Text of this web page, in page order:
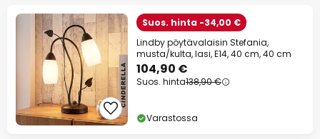
Suos. hinta -34,00 €
Lindby pöytävalaisin Stefania,
musta/kulta, lasi, E14, 40 cm, 40 cm
104,90 €
Suos. hinta138,90 €
Varastossa